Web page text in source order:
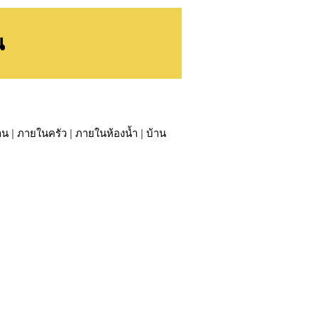
| ภายในครัว | ภายในห้องน้ำ | บ้าน